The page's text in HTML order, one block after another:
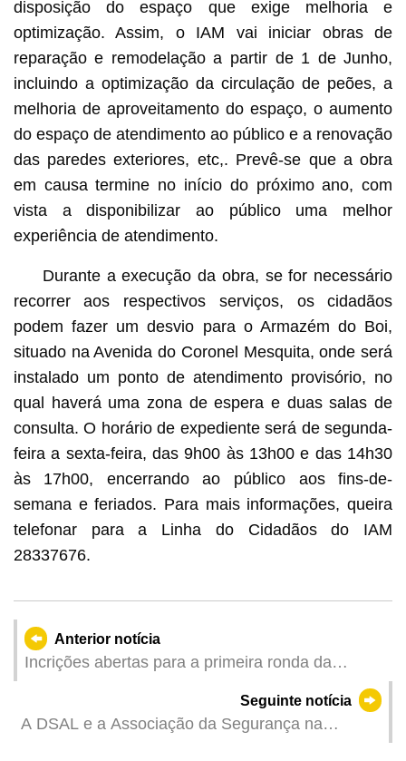
disposição do espaço que exige melhoria e
optimização. Assim, o IAM vai iniciar obras de
reparação e remodelação a partir de 1 de Junho,
incluindo a optimização da circulação de peões, a
melhoria de aproveitamento do espaço, o aumento
do espaço de atendimento ao público e a renovação
das paredes exteriores, etc,. Prevê-se que a obra
em causa termine no início do próximo ano, com
vista a disponibilizar ao público uma melhor
experiência de atendimento.
Durante a execução da obra, se for necessário
recorrer aos respectivos serviços, os cidadãos
podem fazer um desvio para o Armazém do Boi,
situado na Avenida do Coronel Mesquita, onde será
instalado um ponto de atendimento provisório, no
qual haverá uma zona de espera e duas salas de
consulta. O horário de expediente será de segunda-
feira a sexta-feira, das 9h00 às 13h00 e das 14h30
às 17h00, encerrando ao público aos fins-de-
semana e feriados. Para mais informações, queira
telefonar para a Linha do Cidadãos do IAM
28337676.
Anterior notícia
Incrições abertas para a primeira ronda da
actividade “Comunidade Dinâmica - Corridas de
Seguinte notícia
A DSAL e a Associação da Segurança na